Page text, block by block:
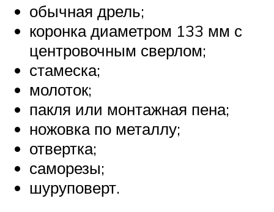
обычная дрель;
коронка диаметром 133 мм с
центровочным сверлом;
стамеска;
молоток;
пакля или монтажная пена;
ножовка по металлу;
отвертка;
саморезы;
шуруповерт.